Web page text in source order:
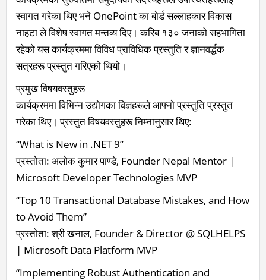
स्वागत गरेका थिए भने OnePoint का बोर्ड सल्लाहकार विकास
नाहटा ले विशेष स्वागत मन्तव्य दिए। करिब १३० जनाको सहभागिता
रहेको यस कार्यक्रममा विविध प्राविधिक प्रस्तुति र ज्ञानवर्द्धक
सत्रहरू प्रस्तुत गरिएको थियो।
प्रमुख विषयवस्तुहरू
कार्यक्रममा विभिन्न उद्योगका विज्ञहरूले आफ्नो प्रस्तुति प्रस्तुत
गरेका थिए। प्रस्तुत विषयवस्तुहरू निम्नानुसार थिए:
“What is New in .NET 9”
प्रस्तोता: अलोक कुमार पाण्डे, Founder Nepal Mentor |
Microsoft Developer Technologies MVP
“Top 10 Transactional Database Mistakes, and How
to Avoid Them”
प्रस्तोता: श्री खनाल, Founder & Director @ SQLHELPS
| Microsoft Data Platform MVP
“Implementing Robust Authentication and